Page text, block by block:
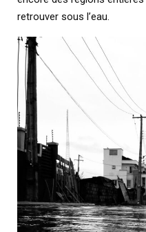
retrouver sous l’eau.